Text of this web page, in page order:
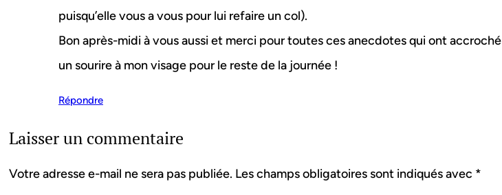
puisqu’elle vous a vous pour lui refaire un col).
Bon après-midi à vous aussi et merci pour toutes ces anecdotes qui ont accroché
un sourire à mon visage pour le reste de la journée !
Répondre
Laisser un commentaire
Votre adresse e-mail ne sera pas publiée. Les champs obligatoires sont indiqués avec *